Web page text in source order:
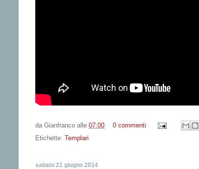
da Gianfranco alle 07:00
0 commenti
Etichette: Templari
sabato 21 giugno 2014